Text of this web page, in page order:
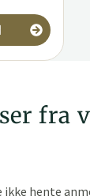
fra